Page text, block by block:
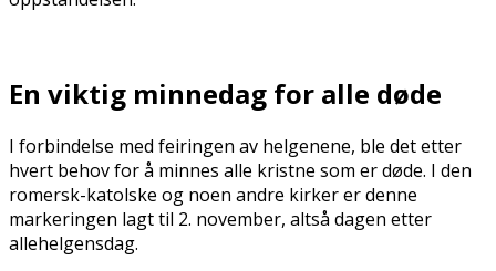
En viktig minnedag for alle døde
I forbindelse med feiringen av helgenene, ble det etter
hvert behov for å minnes alle kristne som er døde. I den
romersk-katolske og noen andre kirker er denne
markeringen lagt til 2. november, altså dagen etter
allehelgensdag.